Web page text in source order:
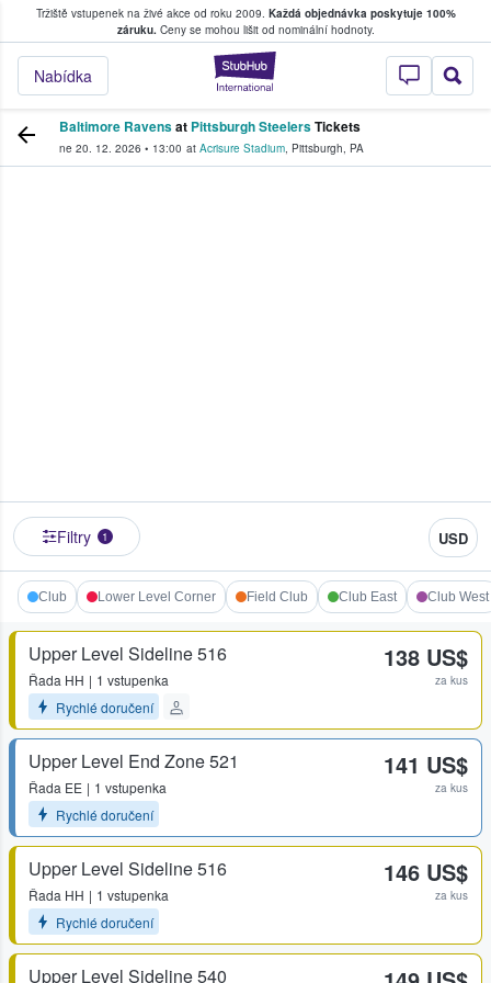
Tržiště vstupenek na živé akce od roku 2009. Každá objednávka poskytuje 100%
záruku.Ceny se mohou lišit od nominální hodnoty.
StubHub –
Nabídka
kde fanoušci kupují a prodávají vstupenky
Baltimore Ravensat Pittsburgh SteelersTickets
ne 20. 12. 2026 • 13:00 at Acrisure Stadium, Pittsburgh, PA
Filtry 1 USD
Club Lower Level Corner Field Club Club East Club West
Upper Level Sideline 516
Řada HH
1 vstupenka
Rychlé doručení
138 US$
za kus
Upper Level End Zone 521
Řada EE
1 vstupenka
Rychlé doručení
141 US$
za kus
Upper Level Sideline 516
Řada HH
1 vstupenka
Rychlé doručení
146 US$
za kus
Upper Level Sideline 540